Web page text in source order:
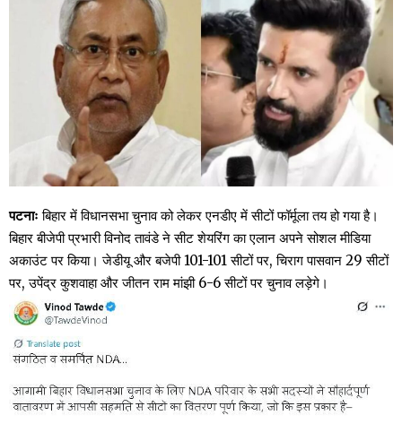
पटनाः बिहार में विधानसभा चुनाव को लेकर एनडीए में सीटों फॉर्मूला तय हो गया है।
बिहार बीजेपी प्रभारी विनोद तावंडे ने सीट शेयरिंग का एलान अपने सोशल मीडिया
अकाउंट पर किया। जेडीयू और बजेपी 101-101 सीटों पर, चिराग पासवान 29 सीटों
पर, उपेंद्र कुशवाहा और जीतन राम मांझी 6-6 सीटों पर चुनाव लड़ेगे।